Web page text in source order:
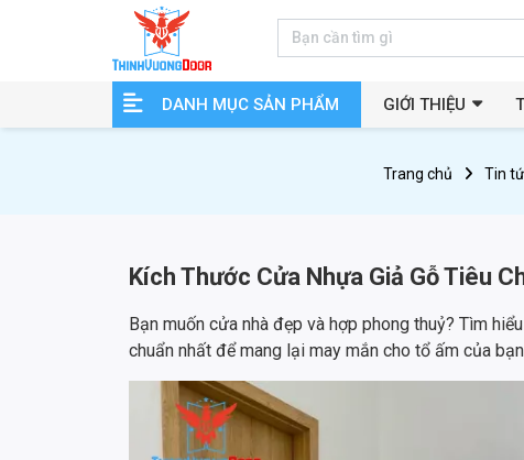
DANH MỤC SẢN PHẨM GIỚI THIỆU
Trang chủ Tin
Kích Thước Cửa Nhựa Giả Gỗ Tiêu
Bạn muốn cửa nhà đẹp và hợp phong thuỷ? Tìm
chuẩn nhất để mang lại may mắn cho tổ ấm của